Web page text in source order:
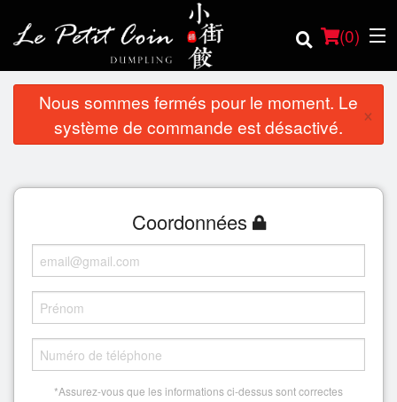
(0)
Français
Connection
Nous sommes fermés pour le moment. Le
système de commande est désactivé.
×
Coordonnées
*Assurez-vous que les informations ci-dessus sont correctes